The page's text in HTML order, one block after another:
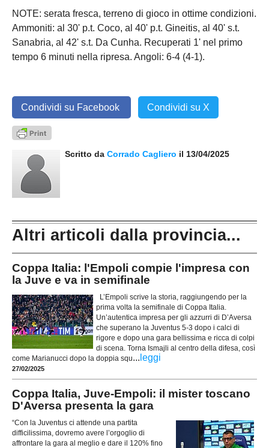
NOTE: serata fresca, terreno di gioco in ottime condizioni.
Ammoniti: al 30' p.t. Coco, al 40' p.t. Gineitis, al 40' s.t.
Sanabria, al 42' s.t. Da Cunha. Recuperati 1' nel primo
tempo 6 minuti nella ripresa. Angoli: 6-4 (4-1).
Condividi su Facebook Condividi su X
Scritto da Corrado Cagliero il 13/04/2025
Altri articoli dalla provincia...
Coppa Italia: l'Empoli compie l'impresa con
la Juve e va in semifinale
L’Empoli scrive la storia, raggiungendo per la
prima volta la semifinale di Coppa Italia.
Un’autentica impresa per gli azzurri di D’Aversa
che superano la Juventus 5-3 dopo i calci di
rigore e dopo una gara bellissima e ricca di colpi
di scena. Torna Ismajli al centro della difesa, così
come Marianucci dopo la doppia squ... leggi
27/02/2025
Coppa Italia, Juve-Empoli: il mister toscano
D'Aversa presenta la gara
“Con la Juventus ci attende una partita
difficilissima, dovremo avere l’orgoglio di
affrontare la gara al meglio e dare il 120% fino